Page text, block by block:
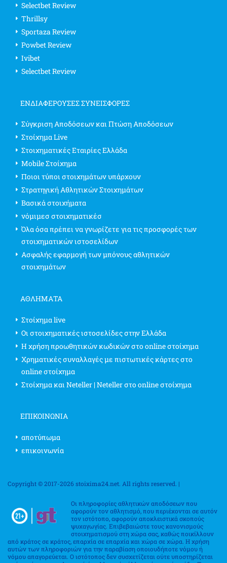
Selectbet Review
Thrillsy
Sportaza Review
Powbet Review
Ivibet
Selectbet Review
ΕΝΔΙΑΦΈΡΟΥΣΕΣ ΣΥΝΕΙΣΦΟΡΈΣ
Σύγκριση Αποδόσεων και Πτώση Αποδόσεων
Στοίχημα Live
Στοιχηματικές Εταιρίες Ελλάδα
Mobile Στοίχημα
Ποιοι τύποι στοιχημάτων υπάρχουν
Στρατηγική Αθλητικών Στοιχημάτων
Βασικά στοιχήματα
νόμιμεσ στοιχηματικέσ
Όλα όσα πρέπει να γνωρίζετε για τις προσφορές των
στοιχηματικών ιστοσελίδων
Ασφαλής εφαρμογή των μπόνους αθλητικών
στοιχημάτων
ΑΘΛΗΜΑΤΑ
Στοίχημα live
Οι στοιχηματικές ιστοσελίδες στην Ελλάδα
Η χρήση προωθητικών κωδικών στο online στοίχημα
Χρηματικές συναλλαγές με πιστωτικές κάρτες στο
online στοίχημα
Στοίχημα και Neteller | Neteller στο online στοίχημα
ΕΠΙΚΟΙΝΩΝΊΑ
αποτύπωμα
επικοινωνία
Copyright © 2017-2026 stoixima24.net. All rights reserved. |
Οι πληροφορίες αθλητικών αποδόσεων που
αφορούν τον αθλητισμό, που περιέχονται σε αυτόν
τον ιστότοπο, αφορούν αποκλειστικά σκοπούς
ψυχαγωγίας. Επιβεβαιώστε τους κανονισμούς
στοιχηματισμού στη χώρα σας, καθώς ποικίλλουν
από κράτος σε κράτος, επαρχία σε επαρχία και χώρα σε χώρα. Η χρήση
αυτών των πληροφοριών για την παραβίαση οποιουδήποτε νόμου ή
νόμου απαγορεύεται. Ο ιστότοπος δεν συσχετίζεται ούτε υποστηρίζεται